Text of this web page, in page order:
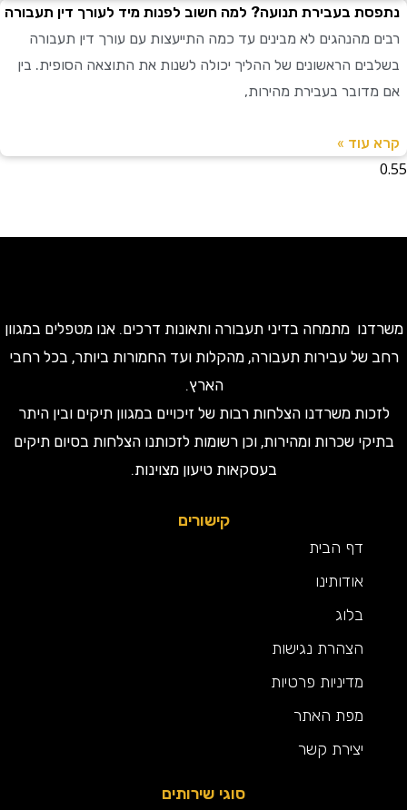
בעבירת תנועה? למה חשוב לפנות מיד לעורך דין תעבורה
מהנהגים לא מבינים עד כמה התייעצות עם עורך דין תעבורה
הראשונים של ההליך יכולה לשנות את התוצאה הסופית. בין
בעבירת מהירות,
»
מתמחה בדיני תעבורה ותאונות דרכים. אנו מטפלים במגוון
עבירות תעבורה, מהקלות ועד החמורות ביותר, בכל רחבי
הארץ.
משרדנו הצלחות רבות של זיכויים במגוון תיקים ובין היתר
שכרות ומהירות, וכן רשומות לזכותנו הצלחות בסיום תיקים
בעסקאות טיעון מצוינות.
קישורים
דף הבית
אודותינו
הצהרת נגישות
מדיניות פרטיות
מפת האתר
יצירת קשר
סוגי שירותים